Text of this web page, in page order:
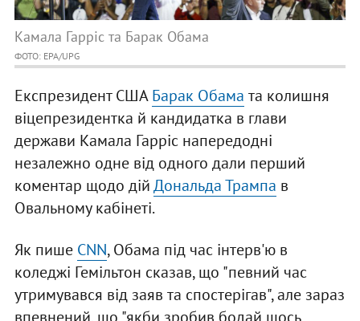
Камала Гарріс та Барак Обама
ФОТО: EPA/UPG
Експрезидент СШАБарак Обама та колишня
віцепрезидентка й кандидатка в глави
держави Камала Гарріс напередодні
незалежно одне від одного дали перший
коментар щодо дійДональда Трампа в
Овальному кабінеті.
Як пише CNN, Обама під час інтерв'ю в
коледжі Гемільтон сказав, що "певний час
утримувався від заяв та спостерігав", але зараз